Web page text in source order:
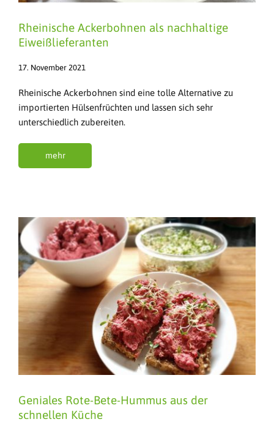
Rheinische Ackerbohnen als nachhaltige
Eiweißlieferanten
17. November 2021
Rheinische Ackerbohnen sind eine tolle Alternative zu
importierten Hülsenfrüchten und lassen sich sehr
unterschiedlich zubereiten.
mehr
Geniales Rote-Bete-Hummus aus der
schnellen Küche